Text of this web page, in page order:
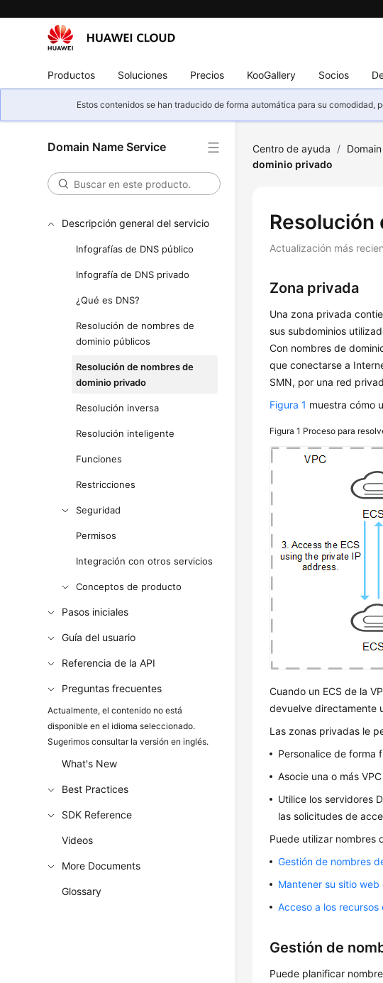
Productos Soluciones Precios KooGallery Socios
Estos contenidos se han traducido de forma automática para su
Domain Name Service
Descripción general del servicio
Infografías de DNS público
Infografía de DNS privado
¿Qué es DNS?
Resolución de nombres de
dominio públicos
Resolución de nombres de
dominio privado
Resolución inversa
Resolución inteligente
Funciones
Restricciones
Seguridad
Permisos
Integración con otros servicios
Conceptos de producto
Pasos iniciales
Guía del usuario
Referencia de la API
Preguntas frecuentes
Actualmente, el contenido no está
disponible en el idioma seleccionado.
Sugerimos consultar la versión en inglés.
What's New
Best Practices
SDK Reference
Videos
More Documents
Glossary
Centro de ayuda /
dominio privado
Actualización más
Zona privada
Una zona privada
sus subdominios
Con nombres de
que conectarse a
SMN, por una red
Figura 1 muestra cómo
Figura 1 Proceso para
Cuando un ECS de la
devuelve directamente
Las zonas privadas le
Personalice de forma
Asocie una o más
Utilice los servidores
las solicitudes de
Puede utilizar nombres
Gestión de nombres
Mantener su sitio
Acceso a los recursos
Gestión de
Puede planificar